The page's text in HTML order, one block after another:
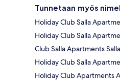
Tunnetaan myös
Holiday Club Salla
Holiday Club Salla
Club Salla Apartments Salla
Holiday Club Salla
Holiday Club Apartments